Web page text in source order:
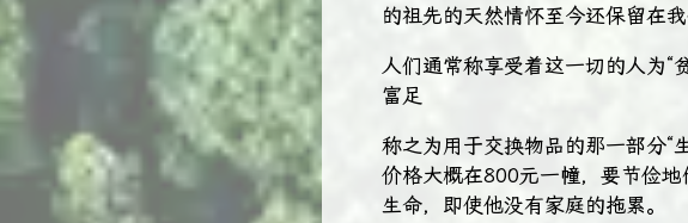
的祖先的天然情怀至今还保留在我
人们通常称享受着这一切的人为“
富足
称之为用于交换物品的那一部分“
价格大概在800元一幢，要节俭
生命，即使他没有家庭的拖累。